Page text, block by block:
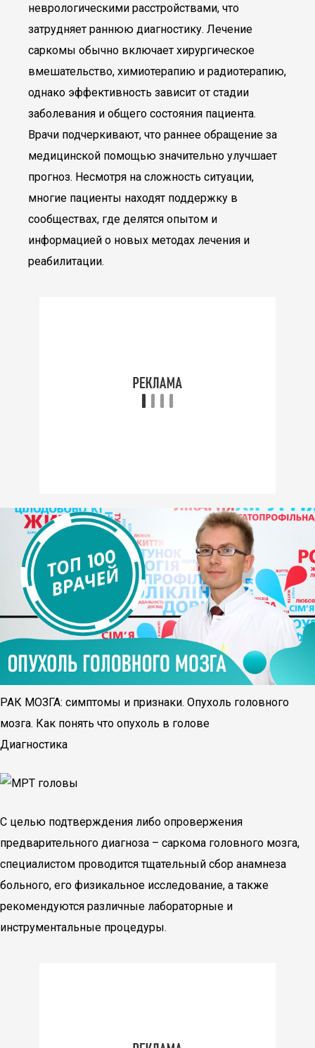
неврологическими расстройствами, что
затрудняет раннюю диагностику. Лечение
саркомы обычно включает хирургическое
вмешательство, химиотерапию и радиотерапию,
однако эффективность зависит от стадии
заболевания и общего состояния пациента.
Врачи подчеркивают, что раннее обращение за
медицинской помощью значительно улучшает
прогноз. Несмотря на сложность ситуации,
многие пациенты находят поддержку в
сообществах, где делятся опытом и
информацией о новых методах лечения и
реабилитации.
РАК МОЗГА: симптомы и признаки. Опухоль головного
мозга. Как понять что опухоль в голове
Диагностика
С целью подтверждения либо опровержения
предварительного диагноза – саркома головного мозга,
специалистом проводится тщательный сбор анамнеза
больного, его физикальное исследование, а также
рекомендуются различные лабораторные и
инструментальные процедуры.